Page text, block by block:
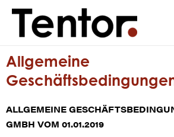
Allgemeine
ALLGEMEINE
GMBH VOM 01.01.2019